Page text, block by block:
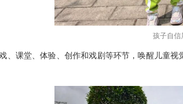
孩子自信
、课堂、体验、创作和戏剧等环节，唤醒儿童